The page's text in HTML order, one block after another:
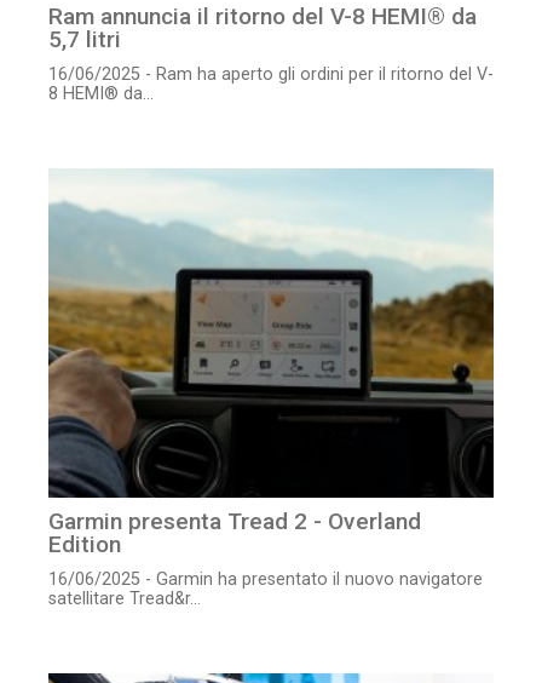
Ram annuncia il ritorno del V-8 HEMI® da
5,7 litri
16/06/2025 - Ram ha aperto gli ordini per il ritorno del V-
8 HEMI® da...
Garmin presenta Tread 2 - Overland
Edition
16/06/2025 - Garmin ha presentato il nuovo navigatore
satellitare Tread&r...